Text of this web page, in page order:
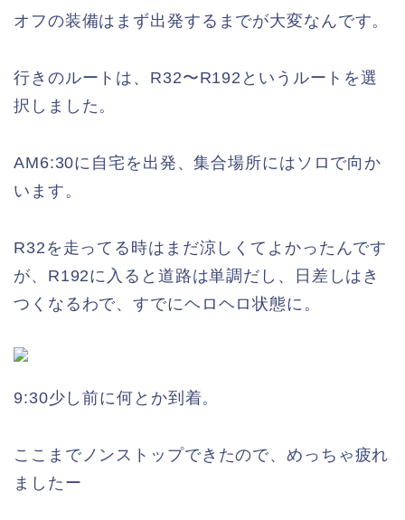
オフの装備はまず出発するまでが大変なんです。
行きのルートは、R32〜R192というルートを選
択しました。
AM6:30に自宅を出発、集合場所にはソロで向か
います。
R32を走ってる時はまだ涼しくてよかったんです
が、R192に入ると道路は単調だし、日差しはき
つくなるわで、すでにヘロヘロ状態に。
9:30少し前に何とか到着。
ここまでノンストップできたので、めっちゃ疲れ
ましたー